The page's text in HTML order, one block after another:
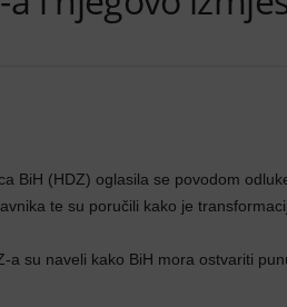
BiH (HDZ) oglasila se povodom
te su poručili kako je
a su naveli kako BiH mora ostvariti